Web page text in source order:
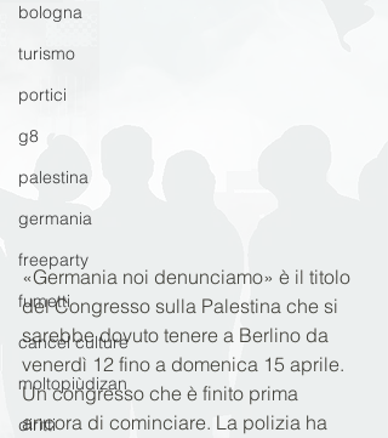
bologna
turismo
portici
g8
palestina
germania
freeparty
fumetti
cancel culture
moltopiùdizan
diritti
«Germania noi denunciamo» è il titolo
del Congresso sulla Palestina che si
sarebbe dovuto tenere a Berlino da
venerdì 12 fino a domenica 15 aprile.
Un congresso che è finito prima
ancora di cominciare. La polizia ha